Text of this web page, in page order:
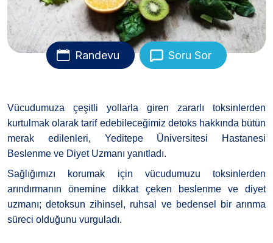
Randevu Soru Sor
Vücudumuza çeşitli yollarla giren zararlı toksinlerden
kurtulmak olarak tarif edebileceğimiz detoks hakkında bütün
merak edilenleri, Yeditepe Üniversitesi Hastanesi
Beslenme ve Diyet Uzmanı yanıtladı.
Sağlığımızı korumak için vücudumuzu toksinlerden
arındırmanın önemine dikkat çeken beslenme ve diyet
uzmanı; detoksun zihinsel, ruhsal ve bedensel bir arınma
süreci olduğunu vurguladı.